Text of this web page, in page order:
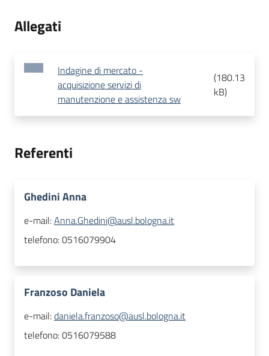
Allegati
Indagine di mercato -
acquisizione servizi di
manutenzione e assistenza sw
(180.13
kB)
Referenti
Ghedini Anna
e-mail:Anna.Ghedini@ausl.bologna.it
telefono:0516079904
Franzoso Daniela
e-mail:daniela.franzoso@ausl.bologna.it
telefono:0516079588